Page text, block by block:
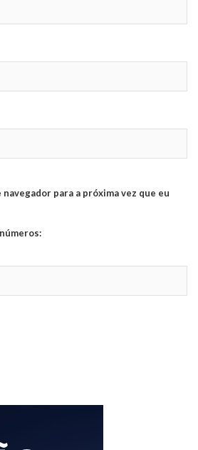
para a próxima vez que eu